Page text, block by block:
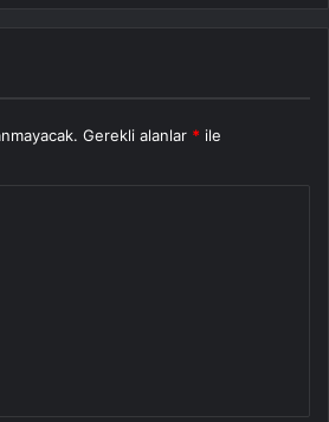
Gerekli alanlar * ile